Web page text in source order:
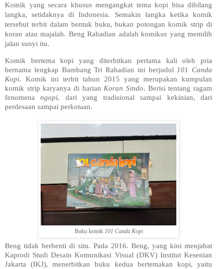
Komik yang secara khusus mengangkat tema kopi bisa dibilang
langka, setidaknya di Indonesia. Semakin langka ketika komik
tersebut terbit dalam bentuk buku, bukan potongan komik strip di
koran atau majalah. Beng Rahadian adalah komikus yang memilih
jalan sunyi itu.
Komik bertema kopi yang diterbitkan pertama kali oleh pria
bernama lengkap Bambang Tri Rahadian ini berjudul 101 Canda
Kopi. Komik ini terbit tahun 2015 yang merupakan kumpulan
komik strip karyanya di harian Koran Sindo. Berisi tentang ragam
fenomenangopi, dari yang tradisional sampai kekinian, dari
perdesaan sampai perkotaan.
Buku komik 101 Canda Kopi
Beng tidak berhenti di situ. Pada 2016. Beng, yang kini menjabat
Kaprodi Studi Desain Komunikasi Visual (DKV) Institut Kesenian
Jakarta (IKJ), menerbitkan buku kedua bertemakan kopi, yaitu